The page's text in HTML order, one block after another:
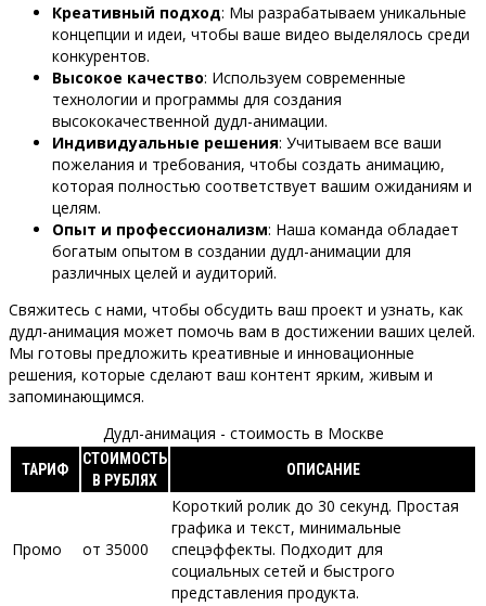
Креативный подход: Мы разрабатываем уникальные
концепции и идеи, чтобы ваше видео выделялось среди
конкурентов.
Высокое качество: Используем современные
технологии и программы для создания
высококачественной дудл-анимации.
Индивидуальные решения: Учитываем все ваши
пожелания и требования, чтобы создать анимацию,
которая полностью соответствует вашим ожиданиям и
целям.
Опыт и профессионализм: Наша команда обладает
богатым опытом в создании дудл-анимации для
различных целей и аудиторий.
Свяжитесь с нами, чтобы обсудить ваш проект и узнать, как
дудл-анимация может помочь вам в достижении ваших целей.
Мы готовы предложить креативные и инновационные
решения, которые сделают ваш контент ярким, живым и
запоминающимся.
Дудл-анимация - стоимость в Москве
ТАРИФ
СТОИМОСТЬ
В РУБЛЯХ
ОПИСАНИЕ
Промо от 35000
Короткий ролик до 30 секунд. Простая
графика и текст, минимальные
спецэффекты. Подходит для
социальных сетей и быстрого
представления продукта.